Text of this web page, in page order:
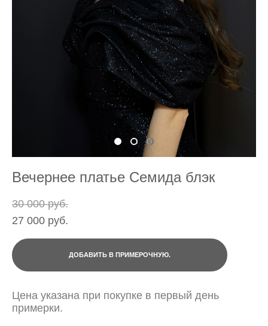
Вечернее платье Семида блэк
30 000 pуб.
27 000 pуб.
ДОБАВИТЬ В ПРИМЕРОЧНУЮ.
Цена указана при покупке в первый день
примерки.